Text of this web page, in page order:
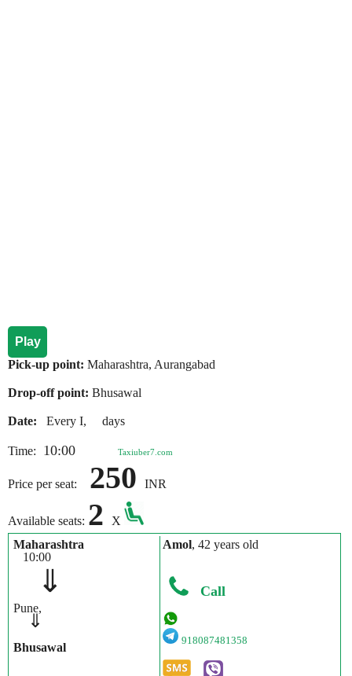
Play
Pick-up point: Maharashtra, Aurangabad
Drop-off point: Bhusawal
Date: Every I, days
Time: 10:00 Taxiuber7.com
Price per seat: 250 INR
Available seats: 2
X
Maharashtra
10:00
⇓
Pune,
⇓
Bhusawal
Amol, 42 years old
Call
918087481358